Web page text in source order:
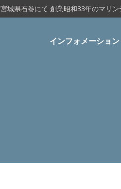
宮城県石巻にて 創業昭和33年のマリ
インフォメーション